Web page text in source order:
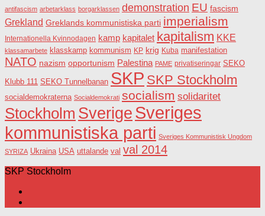
antifascism arbetarklass borgarklassen demonstration EU fascism
Grekland Greklands kommunistiska parti imperialism
Internationella Kvinnodagen kamp kapitalet kapitalism KKE
klassamarbete klasskamp kommunism KP krig Kuba manifestation
NATO nazism opportunism Palestina PAME privatiseringar SEKO
Klubb 111 SEKO Tunnelbanan SKP SKP Stockholm
socialdemokraterna Socialdemokrati socialism solidaritet
Stockholm SverigeSveriges
kommunistiska parti Sveriges Kommunistisk Ungdom
SYRIZA Ukraina USA uttalande val val 2014
SKP Stockholm